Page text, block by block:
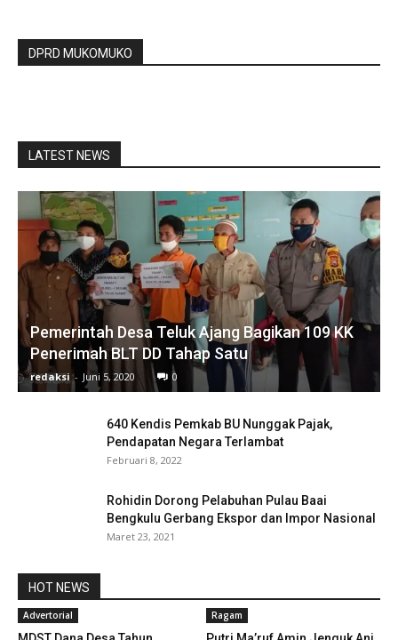
DPRD MUKOMUKO
LATEST NEWS
Pemerintah Desa Teluk Ajang Bagikan 109 KK
Penerimah BLT DD Tahap Satu
redaksi - Juni 5, 2020 0
640 Kendis Pemkab BU Nunggak Pajak,
Pendapatan Negara Terlambat
Februari 8, 2022
Rohidin Dorong Pelabuhan Pulau Baai
Bengkulu Gerbang Ekspor dan Impor Nasional
Maret 23, 2021
HOT NEWS
Advertorial Ragam